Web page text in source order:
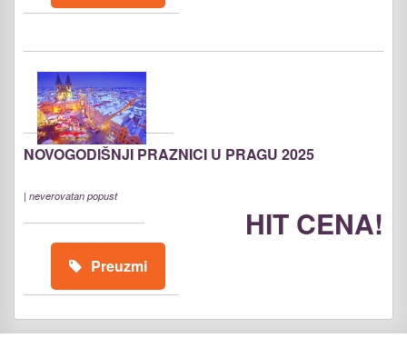
NOVOGODIŠNJI PRAZNICI U PRAGU 2025
| neverovatan popust
HIT CENA!
Preuzmi